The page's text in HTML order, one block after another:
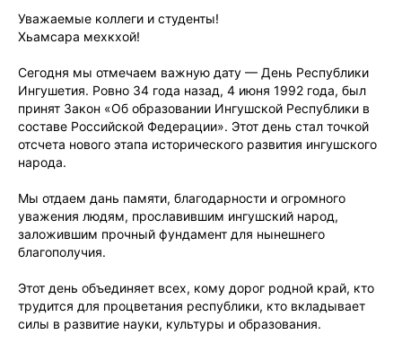
Уважаемые коллеги и студенты!
Хьамсара мехкхой!
Сегодня мы отмечаем важную дату — День Республики
Ингушетия. Ровно 34 года назад, 4 июня 1992 года, был
принят Закон «Об образовании Ингушской Республики в
составе Российской Федерации». Этот день стал точкой
отсчета нового этапа исторического развития ингушского
народа.
Мы отдаем дань памяти, благодарности и огромного
уважения людям, прославившим ингушский народ,
заложившим прочный фундамент для нынешнего
благополучия.
Этот день объединяет всех, кому дорог родной край, кто
трудится для процветания республики, кто вкладывает
силы в развитие науки, культуры и образования.